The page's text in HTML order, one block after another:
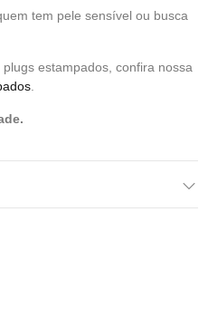
tem pele sensível ou busca
estampados, confira nossa